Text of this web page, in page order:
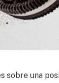
sobre una